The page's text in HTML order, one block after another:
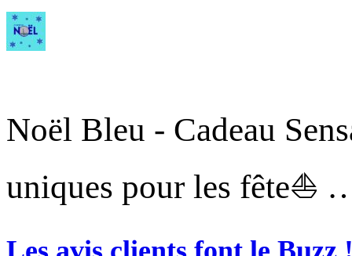
Noël Bleu - Cadeau
uniques pour les fête⛵